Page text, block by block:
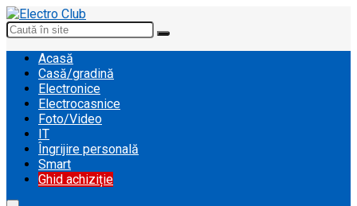
Acasă
Casă/gradină
Electronice
Electrocasnice
Foto/Video
IT
Îngrijire personală
Smart
Ghid achiziție